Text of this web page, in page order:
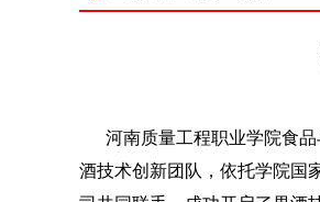
河南质量工程职业学院食品
酒技术创新团队，依托学院国